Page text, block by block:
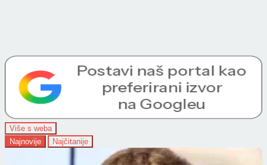
Više s weba
Najnovije
Najčitanije